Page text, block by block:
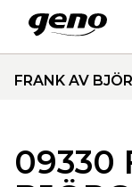
FRANK AV
09330